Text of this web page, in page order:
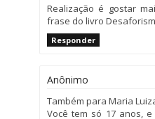
Realização é gostar
frase do livro
Responder
Anônimo
Também para Maria
Você tem só 17 anos,